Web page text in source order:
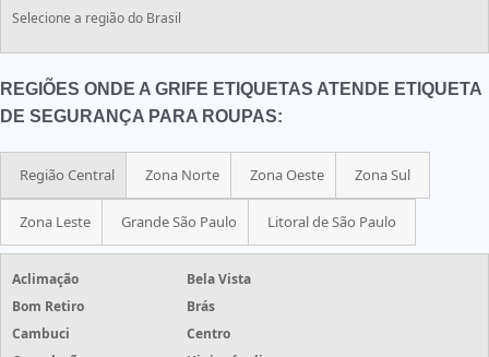
Selecione a região do Brasil
REGIÕES ONDE A GRIFE ETIQUETAS ATENDE ETIQUETA
DE SEGURANÇA PARA ROUPAS:
Região Central Zona Norte Zona Oeste Zona Sul
Zona Leste Grande São Paulo Litoral de São Paulo
Aclimação
Bela Vista
Bom Retiro
Brás
Cambuci
Centro